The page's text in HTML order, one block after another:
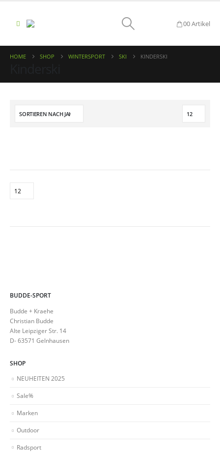
00 Artikel
HOME SHOP WINTERSPORT SKI KINDERSKI
BUDDE-SPORT
Budde + Kraehe
Christian Budde
Alte Leipziger Str. 14
D- 63571 Gelnhausen
SHOP
NEUHEITEN 2025
Sale%
Marken
Outdoor
Radsport